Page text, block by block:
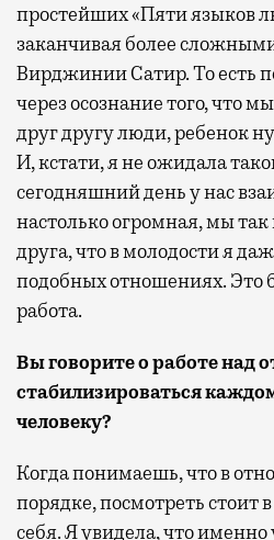
простейших «Пяти языков
заканчивая более
Вирджинии Сатир. То есть
через осознание того, что
друг другу люди, ребенок
И, кстати, я не ожидала
сегодняшний день у нас
настолько огромная, мы
друга, что в молодости я
подобных отношениях. Это
работа.
Вы говорите о работе над
стабилизироваться
человеку?
Когда понимаешь, что в
порядке, посмотреть стоит
себя. Я увидела, что именно